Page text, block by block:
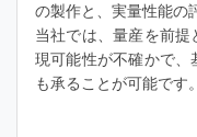
の製作と、実量性能の
当社では、量産を前
現可能性が不確かで
も承ることが可能です。